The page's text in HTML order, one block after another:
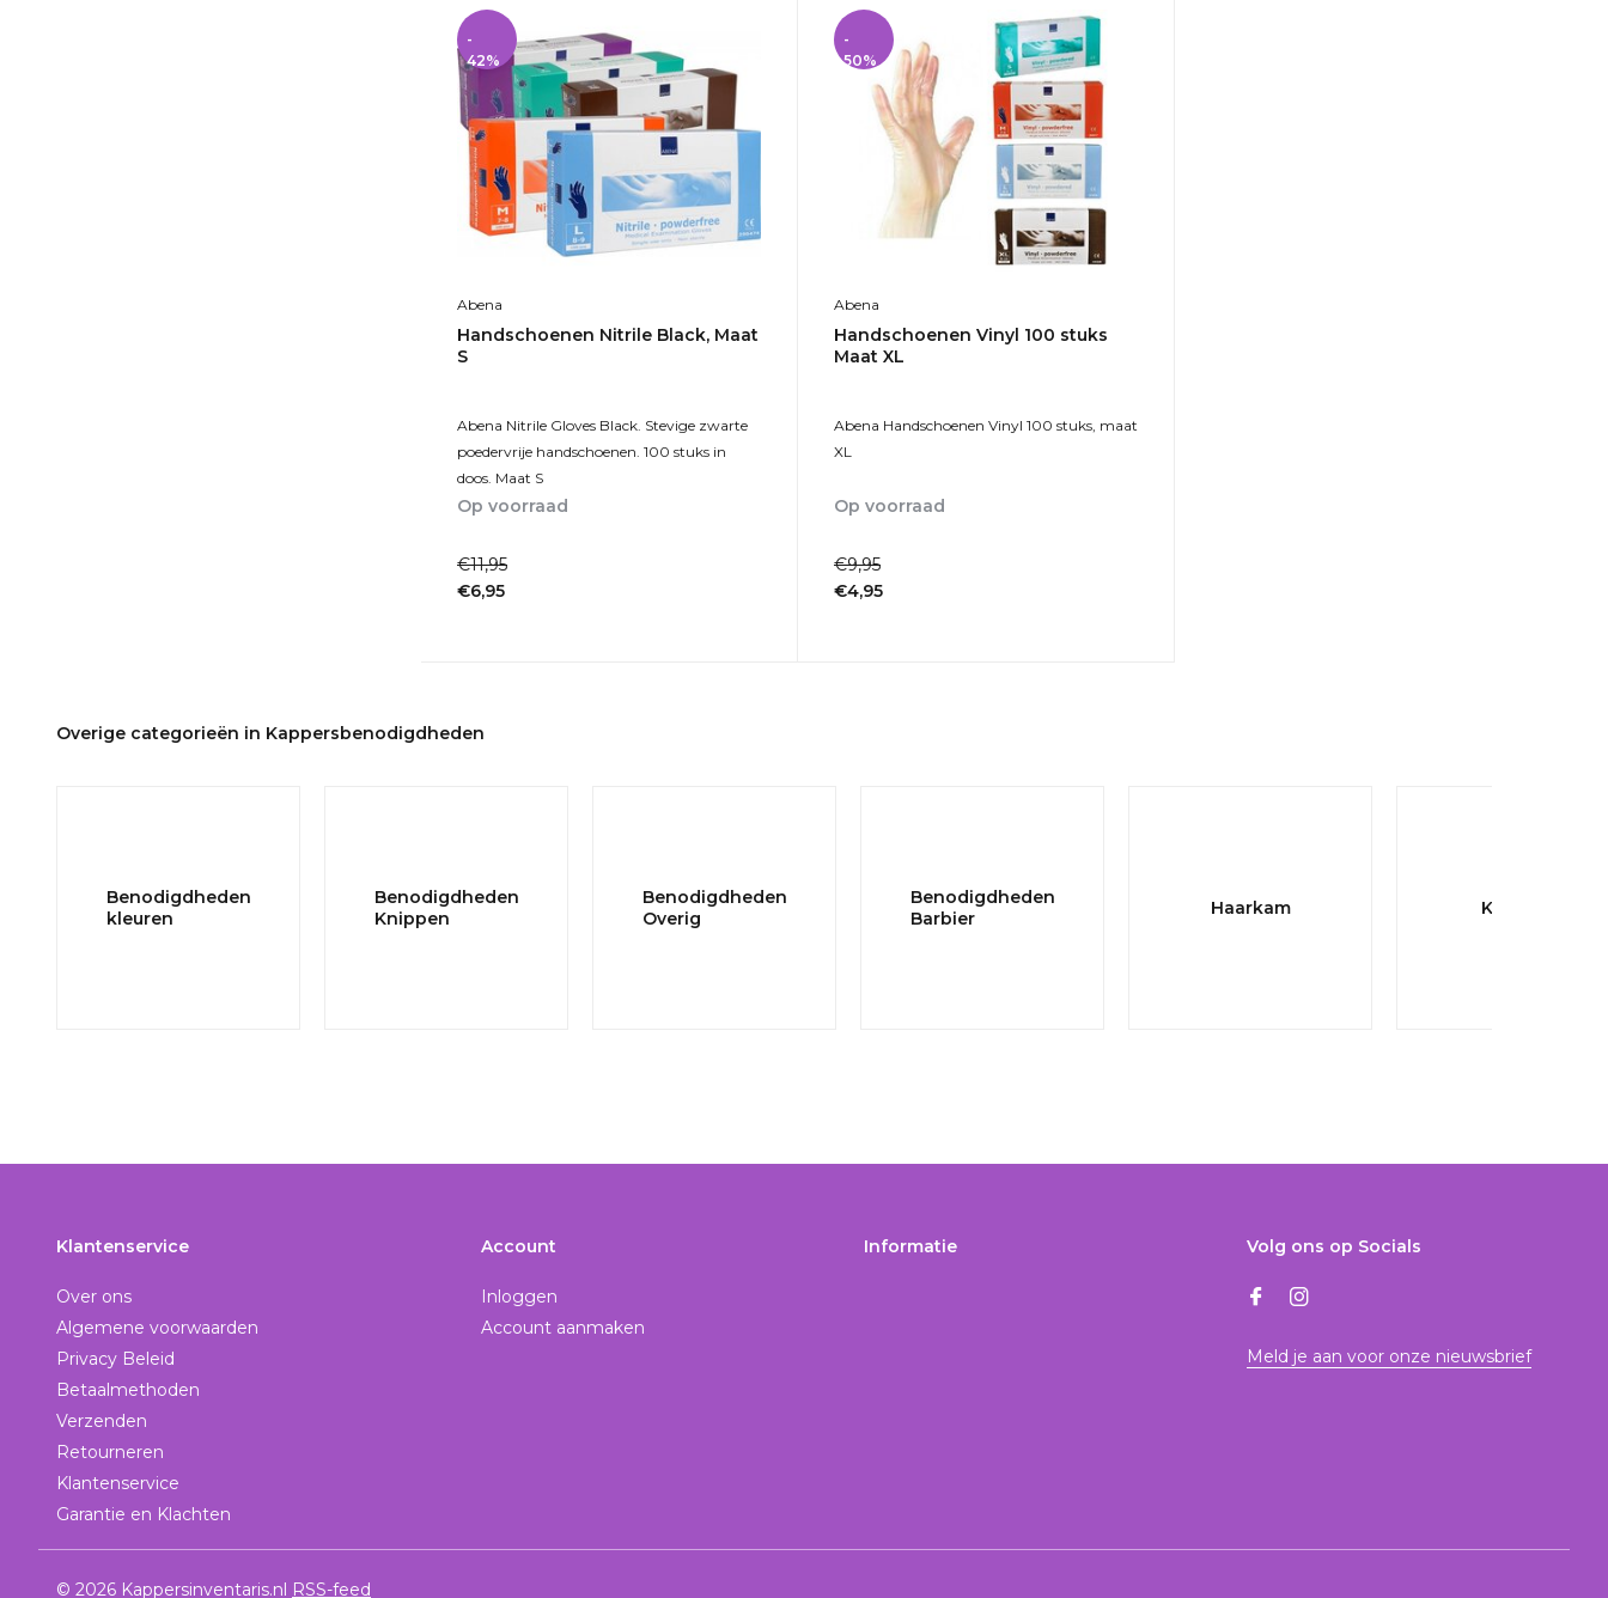
-
42%
Abena
Handschoenen Nitrile Black, Maat
S
Abena Nitrile Gloves Black. Stevige zwarte
poedervrije handschoenen. 100 stuks in
doos. Maat S
Op voorraad
€11,95
€6,95
-
50%
Abena
Handschoenen Vinyl 100 stuks
Maat XL
Abena Handschoenen Vinyl 100 stuks, maat
XL
Op voorraad
€9,95
€4,95
Overige categorieën in Kappersbenodigdheden
Benodigdheden
kleuren
Benodigdheden
Knippen
Benodigdheden
Overig
Benodigdheden
Barbier
Haarkam Knippen
Klantenservice
Over ons
Algemene voorwaarden
Privacy Beleid
Betaalmethoden
Verzenden
Retourneren
Klantenservice
Garantie en Klachten
Account
Inloggen
Account aanmaken
Informatie Volg ons op Socials
Meld je aan voor onze nieuwsbrief
© 2026 Kappersinventaris.nl RSS-feed